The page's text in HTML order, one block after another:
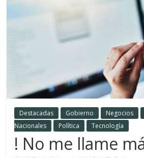
Destacadas Gobierno Negocios
Nacionales
Política Tecnología
! No me llame